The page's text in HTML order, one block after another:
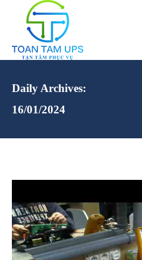
Daily Archives:
16/01/2024